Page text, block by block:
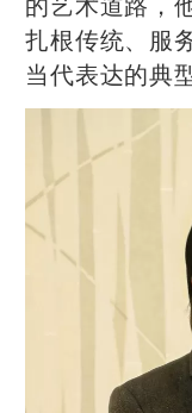
扎根传统、服
当代表达的典